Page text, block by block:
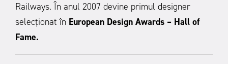
Railways. În anul 2007 devine primul designer
selecționat în European Design Awards – Hall of
Fame.